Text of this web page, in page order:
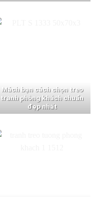
Mách bạn cách chọn treo
tranh phòng khách chuẩn
đẹp nhất